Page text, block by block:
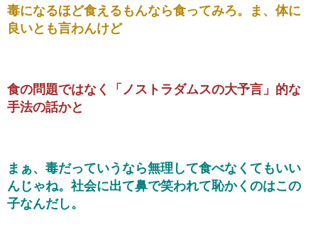
毒になるほど食えるもんなら食ってみろ。ま、体に
良いとも言わんけど
食の問題ではなく「ノストラダムスの大予言」的な
手法の話かと
まぁ、毒だっていうなら無理して食べなくてもいい
んじゃね。社会に出て鼻で笑われて恥かくのはこの
子なんだし。